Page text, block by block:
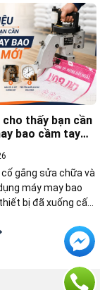
cầm tay chi tiết, dễ
tại nhà
cho thấy bạn cần
bao cầm tay
gắng sửa chữa và
máy may bao
bị đã xuống cấp
lúc nên thay thế
vì tiếp tục sửa
những dấu hiệu